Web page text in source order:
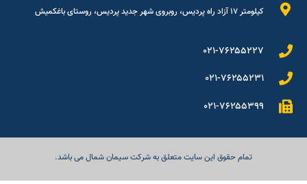
کیلومتر ۱۷ آزاد راه پردیس، روبروی شهر جدید پردیس، روستای باغکمیش
۰۲۱-۷۶۲۵۵۲۲۷
۰۲۱-۷۶۲۵۵۲۳۱
۰۲۱-۷۶۲۵۵۳۹۹
تمام حقوق این سایت متعلق به شرکت سیمان شمال می باشد.